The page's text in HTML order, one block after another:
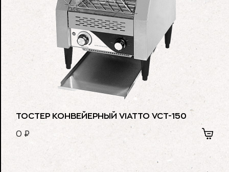
ТОСТЕР КОНВЕЙЕРНЫЙ VIATTO VCT-150
0 ₽